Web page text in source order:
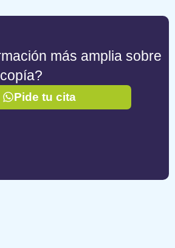
más amplia sobre
Pide tu cita